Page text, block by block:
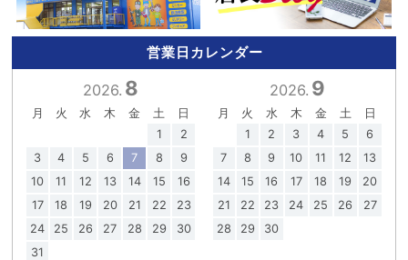
営業日カレンダー
2026. 8
月 火 水 木 金 土
日
1
2
3
4 5 6 7 8
9
10
11 12 13 14 15
16
17
18 19 20 21 22
23
24
25 26 27 28 29
30
31
2026. 9
月 火 水 木 金 土
日
1
2 3 4 5
6
7
8 9 10 11 12
13
14
15 16 17 18 19
20
21
22 23 24 25 26
27
28
29 30